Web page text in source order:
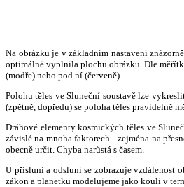
Na obrázku je v základním nastavení
optimálně vyplnila plochu obrázku. Dle
(modře) nebo pod ní (červeně).
Polohu těles ve Sluneční soustavě lze
(zpětně, dopředu) se poloha těles pravidelně
Dráhové elementy kosmických těles ve
závislé na mnoha faktorech - zejména na
obecně určit. Chyba narůstá s časem.
U přísluní a odsluní se zobrazuje vzdálenost
zákon a planetku modelujeme jako kouli v